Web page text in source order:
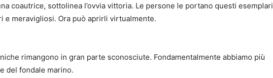
coautrice, sottolinea l’ovvia vittoria. Le persone le portano questi esemplari
e meravigliosi. Ora può aprirli virtualmente.
rimangono in gran parte sconosciute. Fondamentalmente abbiamo più
del fondale marino.